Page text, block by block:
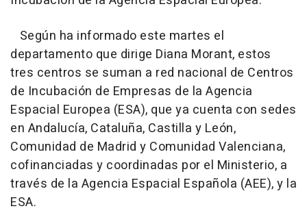
Según ha informado este martes el
departamento que dirige Diana Morant, estos
tres centros se suman a red nacional de Centros
de Incubación de Empresas de la Agencia
Espacial Europea (ESA), que ya cuenta con sedes
en Andalucía, Cataluña, Castilla y León,
Comunidad de Madrid y Comunidad Valenciana,
cofinanciadas y coordinadas por el Ministerio, a
través de la Agencia Espacial Española (AEE), y la
ESA.